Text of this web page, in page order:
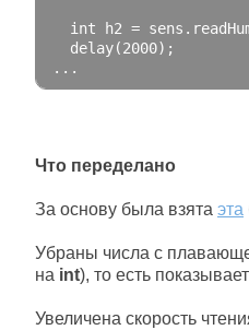
int h2 = sens .
delay(2000);
...
Что переделано
За основу была взята эта
Убраны числа с
на int), то есть
Увеличена скорость